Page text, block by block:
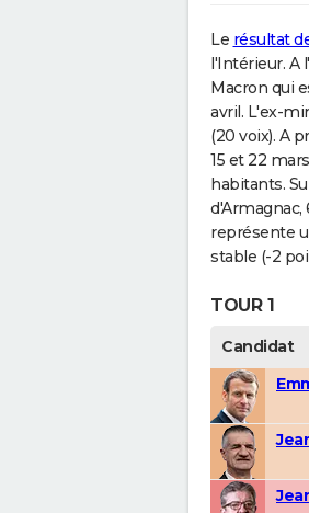
Le résultat
l'Intérieur. A
Macron qui
avril. L'ex-
(20 voix). A
15 et 22
habitants.
d'Armagnac,
représente
stable (-2
TOUR 1
Candidat